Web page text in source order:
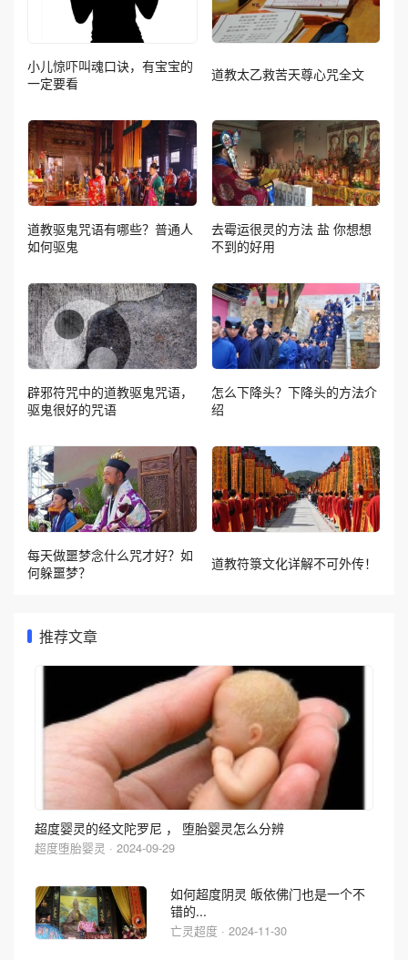
小儿惊吓叫魂口诀，有宝宝的
一定要看
道教太乙救苦天尊心咒全文
道教驱鬼咒语有哪些？普通人
如何驱鬼
去霉运很灵的方法 盐 你想想
不到的好用
辟邪符咒中的道教驱鬼咒语，
驱鬼很好的咒语
怎么下降头？下降头的方法介
绍
每天做噩梦念什么咒才好？如
何躲噩梦？
道教符箓文化详解不可外传！
推荐文章
超度婴灵的经文陀罗尼 ， 堕胎婴灵怎么分辨
超度堕胎婴灵 · 2024-09-29
如何超度阴灵 皈依佛门也是一个不
错的...
亡灵超度 · 2024-11-30